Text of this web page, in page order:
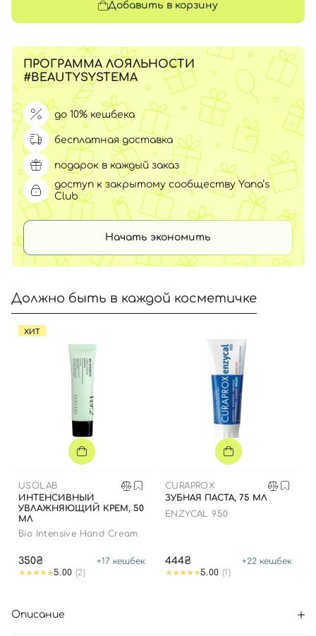
Добавить в корзину
ПРОГРАММА ЛОЯЛЬНОСТИ
#BEAUTYSYSTEMA
до 10% кешбека
бесплатная доставка
подарок в каждый заказ
доступ к закрытому сообществу Yana’s
Club
Начать экономить
Должно быть в каждой косметичке
ХИТ
USOLAB
ИНТЕНСИВНЫЙ
УВЛАЖНЯЮЩИЙ КРЕМ, 50
МЛ
Bio Intensive Hand Cream
350₴ +17 кешбек
5.00 (2)
CURAPROX
ЗУБНАЯ ПАСТА, 75 МЛ
ENZYCAL 950
444₴ +22 кешбек
5.00 (1)
Описание